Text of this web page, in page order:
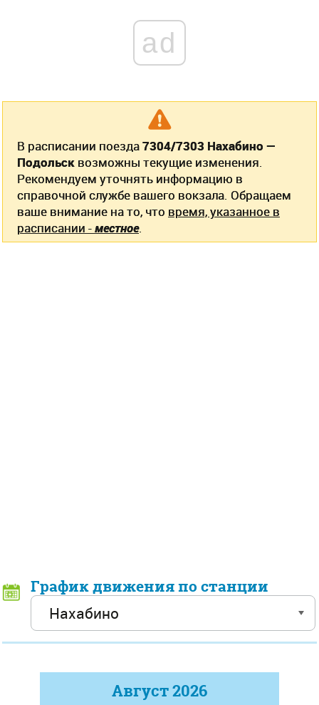
ad
В расписании поезда7304/7303 Нахабино —
Подольск возможны текущие изменения.
Рекомендуем уточнять информацию в
справочной службе вашего вокзала. Обращаем
ваше внимание на то, что время, указанное в
расписании -местное.
График движения по станции
Август2026